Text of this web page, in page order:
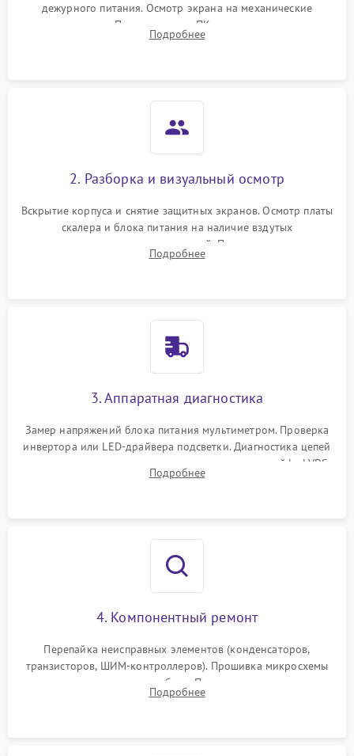
дежурного питания. Осмотр экрана на механические
повреждения. Подключение к ПК для оценки вывода
изображения, работы подсветки и выявления артефактов на
Подробнее
2. Разборка и визуальный осмотр
Вскрытие корпуса и снятие защитных экранов. Осмотр платы
скалера и блока питания на наличие вздутых
конденсаторов, прогаров, окислений. Проверка надежности
контактов и целостности шлейфов матрицы.
Подробнее
3. Аппаратная диагностика
Замер напряжений блока питания мультиметром. Проверка
инвертора или LED-драйвера подсветки. Диагностика цепей
питания скалера и тестирование сигналов на шлейфе LVDS
Подробнее
4. Компонентный ремонт
Перепайка неисправных элементов (конденсаторов,
транзисторов, ШИМ-контроллеров). Прошивка микросхемы
памяти при программных сбоях. При поломке подсветки —
разборка матрицы и замена выгоревших светодиодов.
Подробнее